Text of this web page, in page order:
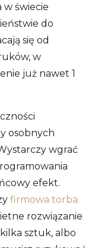
świecie
do
się od
w
już nawet 1
osobnych
wgrać
efekt.
firmowa torba
rozwiązanie
sztuk, albo